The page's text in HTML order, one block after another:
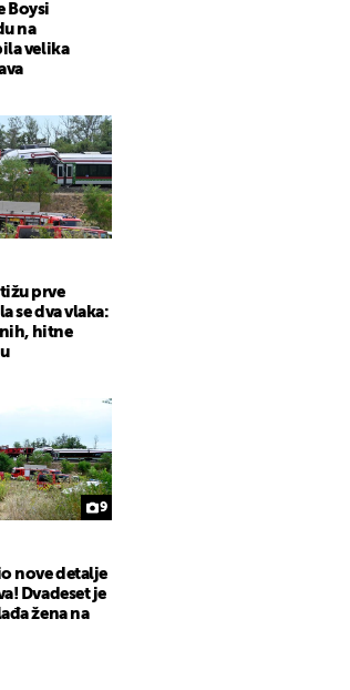
Boysi
na
velika
prve
se dva vlaka:
hitne
9
nove detalje
Dvadeset je
žena na